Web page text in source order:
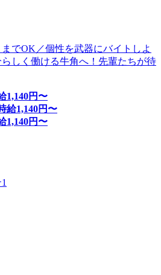
でOK／個性を武器にバイトしよ
しく働ける牛角へ！先輩たちが待
1,140円〜
給1,140円〜
1,140円〜